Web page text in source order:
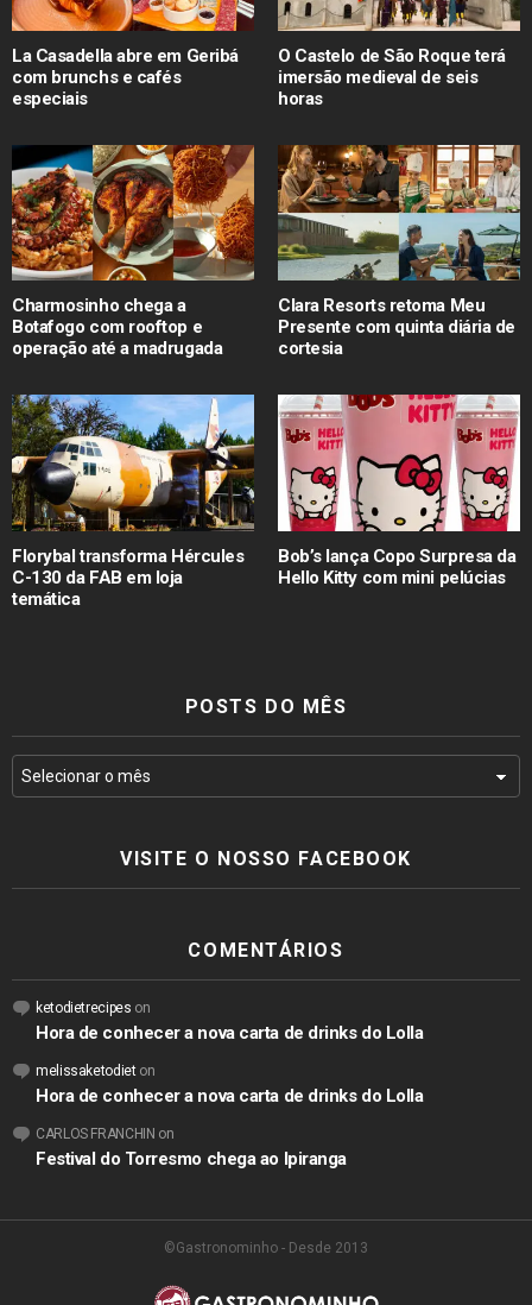
La Casadella abre em Geribá
com brunchs e cafés
especiais
O Castelo de São Roque terá
imersão medieval de seis
horas
Charmosinho chega a
Botafogo com rooftop e
operação até a madrugada
Clara Resorts retoma Meu
Presente com quinta diária de
cortesia
Florybal transforma Hércules
C-130 da FAB em loja
temática
Bob’s lança Copo Surpresa da
Hello Kitty com mini pelúcias
POSTS DO MÊS
VISITE O NOSSO FACEBOOK
COMENTÁRIOS
ketodietrecipes on
Hora de conhecer a nova carta de drinks do Lolla
melissaketodieton
Hora de conhecer a nova carta de drinks do Lolla
CARLOS FRANCHIN on
Festival do Torresmo chega ao Ipiranga
©Gastronominho - Desde 2013